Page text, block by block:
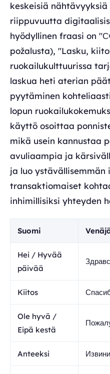
keskeisiä
riippuvuutta
hyödyllinen fraasi on
požalusta), "Lasku,
ruokailukulttuurissa
laskua heti aterian
pyytäminen
lopun
käyttö osoittaa
mikä usein kannustaa
avuliaampia ja
ja luo
transaktiomaiset
inhimillisiksi yhteyden
Suomi
Hei / Hyvää
päivää
Kiitos
Ole hyvä /
Eipä kestä
Anteeksi